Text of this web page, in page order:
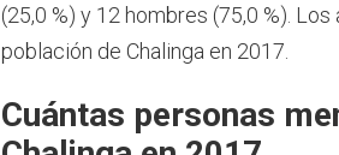
(25,0 %) y 12 hombres (75,0 %).
población de Chalinga en 2017.
Cuántas personas